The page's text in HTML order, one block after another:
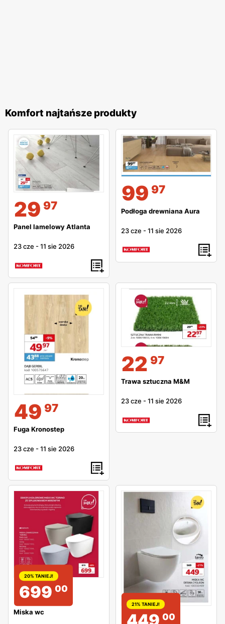
Komfort najtańsze produkty
29 97
Panel lamelowy Atlanta
23 cze -11 sie 2026
99 97
Podłoga drewniana Aura
23 cze -11 sie 2026
49 97
Fuga Kronostep
23 cze -11 sie 2026
22 97
Trawa sztuczna M&M
23 cze -11 sie 2026
20% TANIEJ!
699 00
Miska wc
21% TANIEJ!
00